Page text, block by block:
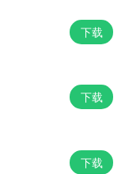
下载
下载
下载